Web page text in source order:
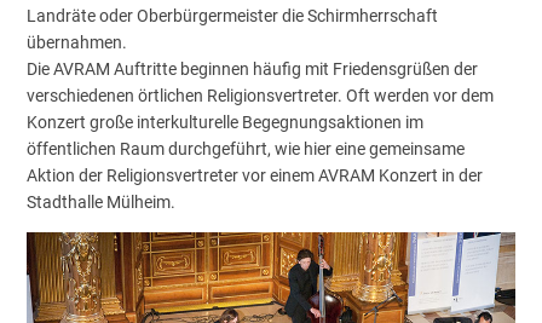
Landräte oder Oberbürgermeister die Schirmherrschaft
übernahmen.
Die AVRAM Auftritte beginnen häufig mit Friedensgrüßen der
verschiedenen örtlichen Religionsvertreter. Oft werden vor dem
Konzert große interkulturelle Begegnungsaktionen im
öffentlichen Raum durchgeführt, wie hier eine gemeinsame
Aktion der Religionsvertreter vor einem AVRAM Konzert in der
Stadthalle Mülheim.